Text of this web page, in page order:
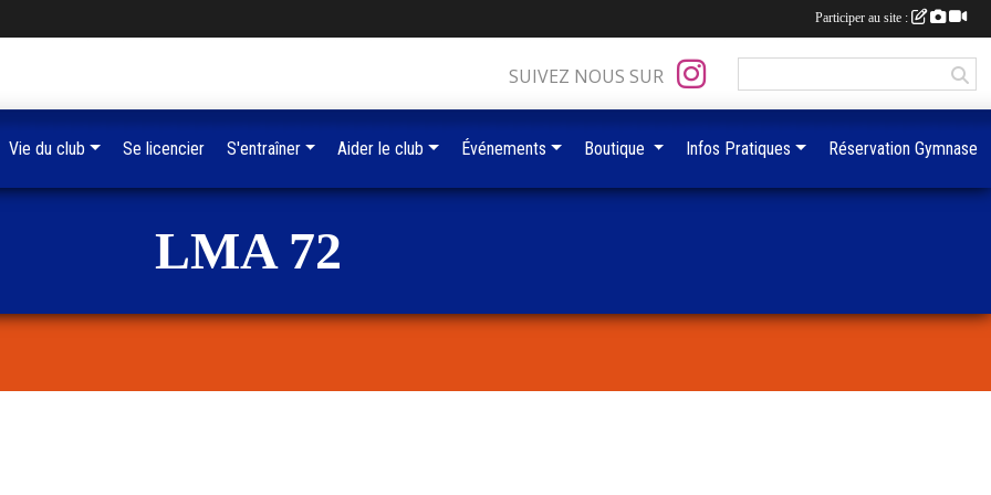
LMA 72
SUIVEZ NOUS SUR
Vie du club Se licencier S'entraîner Aider le club Événements Boutique Infos Pratiques Réservation Gymnase
Participer au site :